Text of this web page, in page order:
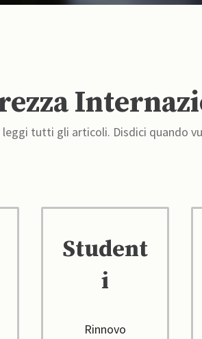
tutti gli articoli. Disdici quando
Student
i
Rinnovo